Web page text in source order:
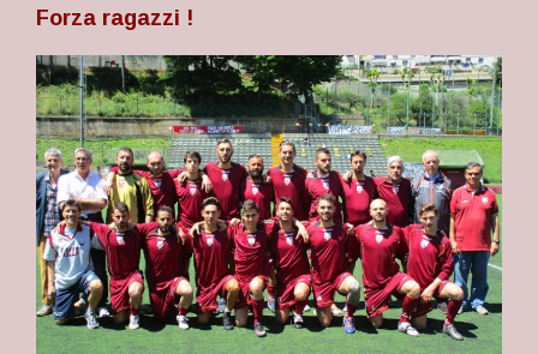
Forza ragazzi !